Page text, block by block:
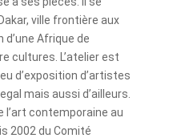
ville frontière aux
Afrique de
cultures. L’atelier est
d’exposition d’artistes
mais aussi d’ailleurs.
l’art contemporaine au
2002 du Comité